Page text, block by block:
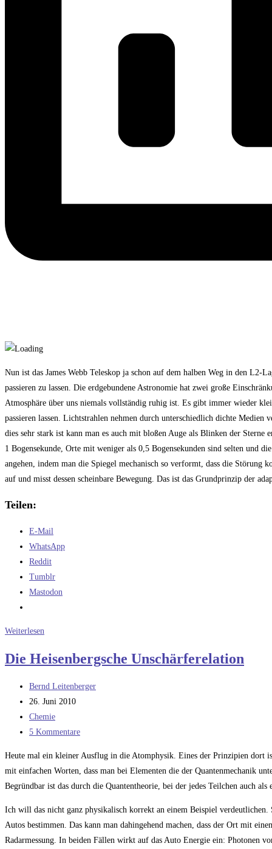
Nun ist das James Webb Teleskop ja schon auf dem halben Weg in den
passieren zu lassen. Die erdgebundene Astronomie hat zwei große
Atmosphäre über uns niemals vollständig ruhig ist. Es gibt immer wieder
passieren lassen. Lichtstrahlen nehmen durch unterschiedlich dichte
dies sehr stark ist kann man es auch mit bloßen Auge als Blinken der
1 Bogensekunde, Orte mit weniger als 0,5 Bogensekunden sind selten und
angehen, indem man die Spiegel mechanisch so verformt, dass die
auf und misst dessen scheinbare Bewegung. Das ist das Grundprinzip der
Teilen:
E-Mail
WhatsApp
Reddit
Tumblr
Mastodon
Weiterlesen
Geschichte
Astronomie
im
Weltraum
Die Heisenbergsche Unschärferelation
Beitrags-
Autor:
Bernd Leitenberger
Beitrag
veröffentlicht:
26. Juni 2010
Beitrags-
Kategorie:
Chemie
Beitrags-
5 Kommentare
Heute mal ein kleiner Ausflug in die Atomphysik. Eines der Prinzipien dort
mit einfachen Worten, dass man bei Elementen die der Quantenmechanik
Begründbar ist das durch die Quantentheorie, bei der jedes Teilchen auch als
Ich will das nicht ganz physikalisch korrekt an einem Beispiel
Autos bestimmen. Das kann man dahingehend machen, dass der Ort mit
Radarmessung. In beiden Fällen wirkt auf das Auto Energie ein: Photonen